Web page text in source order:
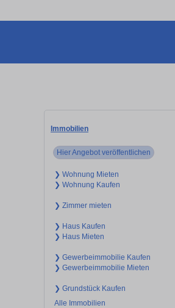
Immobilien
Hier Angebot veröffentlichen
❯ Wohnung Mieten
❯ Wohnung Kaufen
❯ Zimmer mieten
❯ Haus Kaufen
❯ Haus Mieten
❯ Gewerbeimmobilie Kaufen
❯ Gewerbeimmobilie Mieten
❯ Grundstück Kaufen
Alle Immobilien